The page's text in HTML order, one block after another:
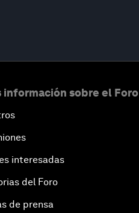
información sobre el Foro
interesadas
del Foro
de prensa